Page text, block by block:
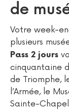
de
Votre week-
plusieurs
Pass 2 jours
cinquantaine
de Triomphe,
l’Armée, le
Sainte-